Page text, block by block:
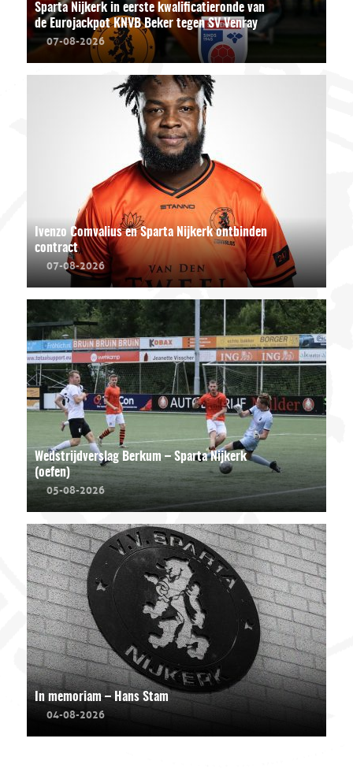
Sparta Nijkerk in eerste kwalificatieronde van
de Eurojackpot KNVB Beker tegen SV Venray
07-08-2026
Ivenzo Comvalius en Sparta Nijkerk ontbinden
contract
07-08-2026
Wedstrijdverslag Berkum – Sparta Nijkerk
(oefen)
05-08-2026
In memoriam – Hans Stam
04-08-2026